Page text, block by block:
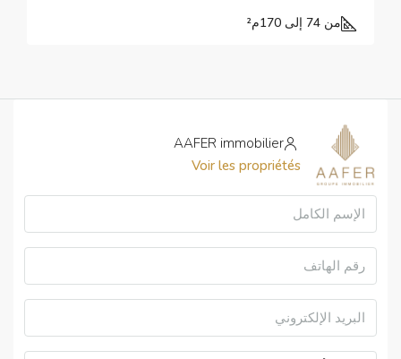
من 74 إلى 170 م²
AAFER immobilier
Voir les propriétés